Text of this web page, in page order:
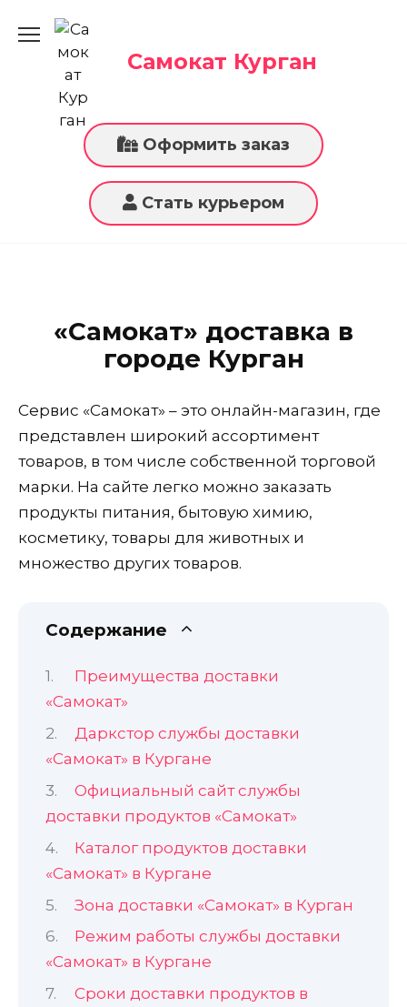
содержанию
Самокат Курган
Оформить заказ
Стать курьером
«Самокат» доставка в
городе Курган
Сервис «Самокат» – это онлайн-магазин, где
представлен широкий ассортимент
товаров, в том числе собственной торговой
марки. На сайте легко можно заказать
продукты питания, бытовую химию,
косметику, товары для животных и
множество других товаров.
Содержание
Преимущества доставки
«Самокат»
Даркстор службы доставки
«Самокат» в Кургане
Официальный сайт службы
доставки продуктов «Самокат»
Каталог продуктов доставки
«Самокат» в Кургане
Зона доставки «Самокат» в Курган
Режим работы службы доставки
«Самокат» в Кургане
Сроки доставки продуктов в